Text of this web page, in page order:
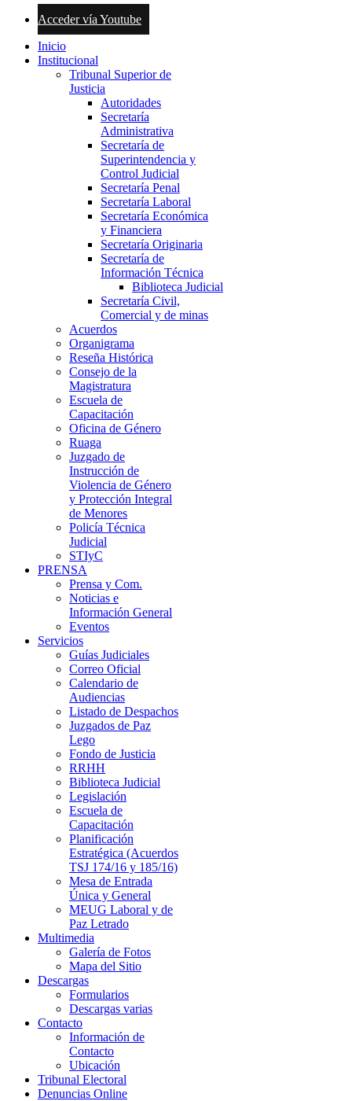
Acceder vía Youtube
Inicio
Institucional
Tribunal Superior de
Justicia
Autoridades
Secretaría
Administrativa
Secretaría de
Superintendencia y
Control Judicial
Secretaría Penal
Secretaría Laboral
Secretaría Económica
y Financiera
Secretaría Originaria
Secretaría de
Información Técnica
Biblioteca Judicial
Secretaría Civil,
Comercial y de minas
Acuerdos
Organigrama
Reseña Histórica
Consejo de la
Magistratura
Escuela de
Capacitación
Oficina de Género
Ruaga
Juzgado de
Instrucción de
Violencia de Género
y Protección Integral
de Menores
Policía Técnica
Judicial
STIyC
PRENSA
Prensa y Com.
Noticias e
Información General
Eventos
Servicios
Guías Judiciales
Correo Oficial
Calendario de
Audiencias
Listado de Despachos
Juzgados de Paz
Lego
Fondo de Justicia
RRHH
Biblioteca Judicial
Legislación
Escuela de
Capacitación
Planificación
Estratégica (Acuerdos
TSJ 174/16 y 185/16)
Mesa de Entrada
Única y General
MEUG Laboral y de
Paz Letrado
Multimedia
Galería de Fotos
Mapa del Sitio
Descargas
Formularios
Descargas varias
Contacto
Información de
Contacto
Ubicación
Tribunal Electoral
Denuncias Online